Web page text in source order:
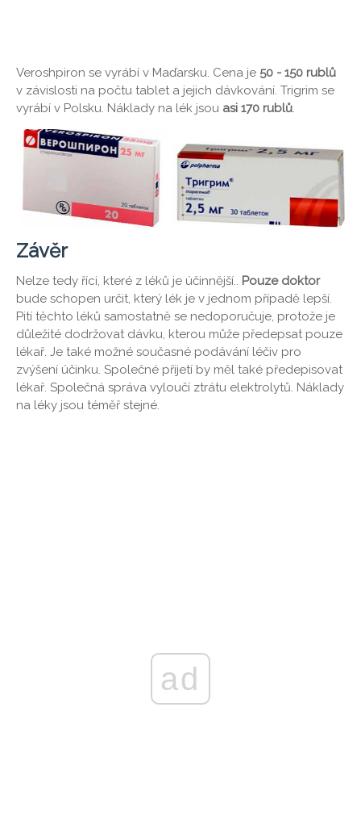
Veroshpiron se vyrábí v Maďarsku. Cena je 50 - 150 rublů
v závislosti na počtu tablet a jejich dávkování. Trigrim se
vyrábí v Polsku. Náklady na lék jsou asi 170 rublů.
Závěr
Nelze tedy říci, které z léků je účinnější.. Pouze doktor
bude schopen určit, který lék je v jednom případě lepší.
Pití těchto léků samostatně se nedoporučuje, protože je
důležité dodržovat dávku, kterou může předepsat pouze
lékař. Je také možné současné podávání léčiv pro
zvýšení účinku. Společné přijetí by měl také předepisovat
lékař. Společná správa vyloučí ztrátu elektrolytů. Náklady
na léky jsou téměř stejné.
ad